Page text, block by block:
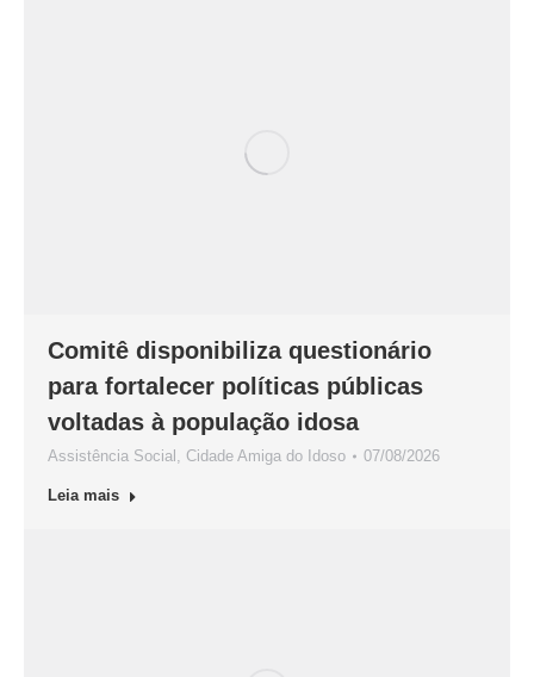
Comitê disponibiliza questionário
para fortalecer políticas públicas
voltadas à população idosa
Assistência Social , Cidade Amiga do Idoso 07/08/2026
Leia mais